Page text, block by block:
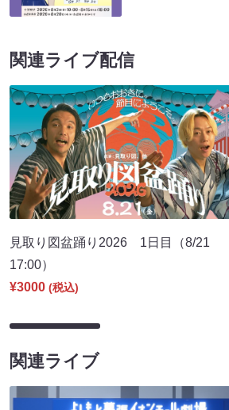
関連ライブ配信
見取り図盆踊り2026 1日目（8/21
17:00）
¥3000 (税込)
関連ライブ